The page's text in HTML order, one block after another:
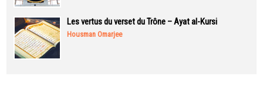
Les vertus du verset du Trône – Ayat al-Kursi
Housman Omarjee